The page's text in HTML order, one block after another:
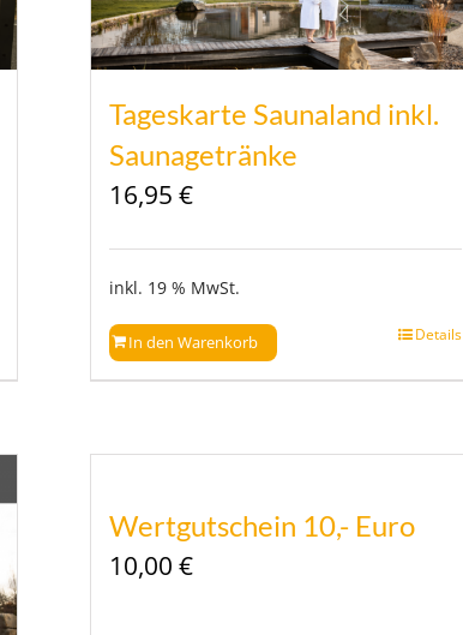
Tageskarte Saunaland inkl.
Saunagetränke
16,95 €
inkl. 19 % MwSt.
In den Warenkorb Details
Wertgutschein 10,- Euro
10,00 €